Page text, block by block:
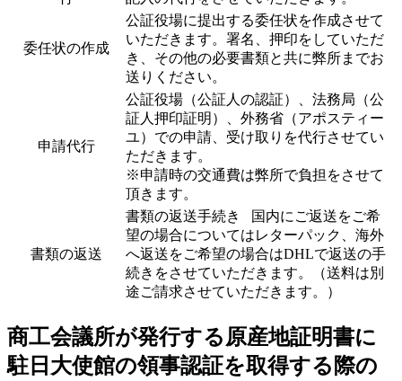
委任状の作成
公証役場に提出する委任状を作成させて
いただきます。署名、押印をしていただ
き、その他の必要書類と共に弊所までお
送りください。
申請代行
公証役場（公証人の認証）、法務局（公
証人押印証明）、外務省（アポスティー
ユ）での申請、受け取りを代行させてい
ただきます。
※申請時の交通費は弊所で負担をさせて
頂きます。
書類の返送
書類の返送手続き 国内にご返送をご希
望の場合についてはレターパック、海外
へ返送をご希望の場合はDHLで返送の手
続きをさせていただきます。（送料は別
途ご請求させていただきます。）
商工会議所が発行する原産地証明書に
駐日大使館の領事認証を取得する際の